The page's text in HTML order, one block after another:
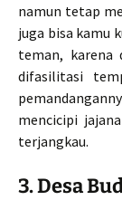
namun tetap
juga bisa kamu
teman, karena
difasilitasi
mencicipi
terjangkau.
3. Desa